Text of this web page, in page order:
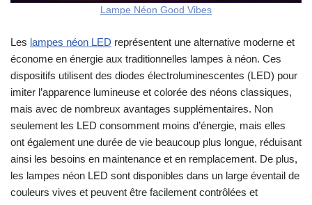
Lampe Néon Good Vibes
Les lampes néon LED représentent une alternative moderne et
économe en énergie aux traditionnelles lampes à néon. Ces
dispositifs utilisent des diodes électroluminescentes (LED) pour
imiter l’apparence lumineuse et colorée des néons classiques,
mais avec de nombreux avantages supplémentaires. Non
seulement les LED consomment moins d’énergie, mais elles
ont également une durée de vie beaucoup plus longue, réduisant
ainsi les besoins en maintenance et en remplacement. De plus,
les lampes néon LED sont disponibles dans un large éventail de
couleurs vives et peuvent être facilement contrôlées et